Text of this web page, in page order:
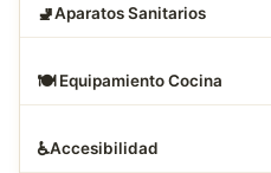
🚽Aparatos Sanitarios
🍽️ Equipamiento Cocina
♿Accesibilidad